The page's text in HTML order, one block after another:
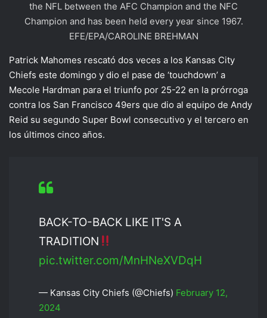
the NFL between the AFC Champion and the NFC
Champion and has been held every year since 1967.
EFE/EPA/CAROLINE BREHMAN
Patrick Mahomes rescató dos veces a los Kansas City
Chiefs este domingo y dio el pase de ‘touchdown’ a
Mecole Hardman para el triunfo por 25-22 en la prórroga
contra los San Francisco 49ers que dio al equipo de Andy
Reid su segundo Super Bowl consecutivo y el tercero en
los últimos cinco años.
BACK-TO-BACK LIKE IT'S A
TRADITION
pic.twitter.com/MnHNeXVDqH
— Kansas City Chiefs (@Chiefs) February 12,
2024